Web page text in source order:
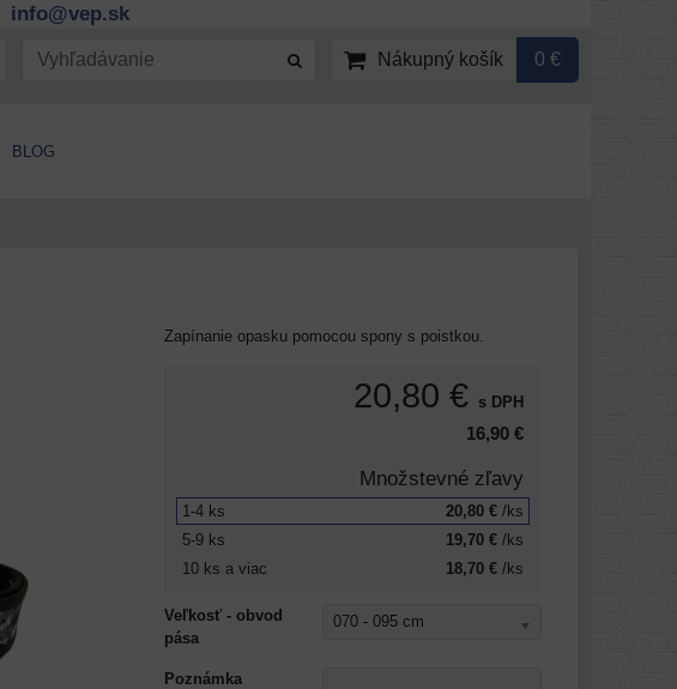
info@vep.sk
Nákupný košík 0 €
BLOG
Zapínanie opasku pomocou spony s poistkou.
20,80 € s DPH
16,90 €
Množstevné zľavy
1-4 ks 20,80 € /ks
5-9 ks 19,70 € /ks
10 ks a viac 18,70 € /ks
Veľkosť - obvod
pása
070 - 095 cm
Poznámka